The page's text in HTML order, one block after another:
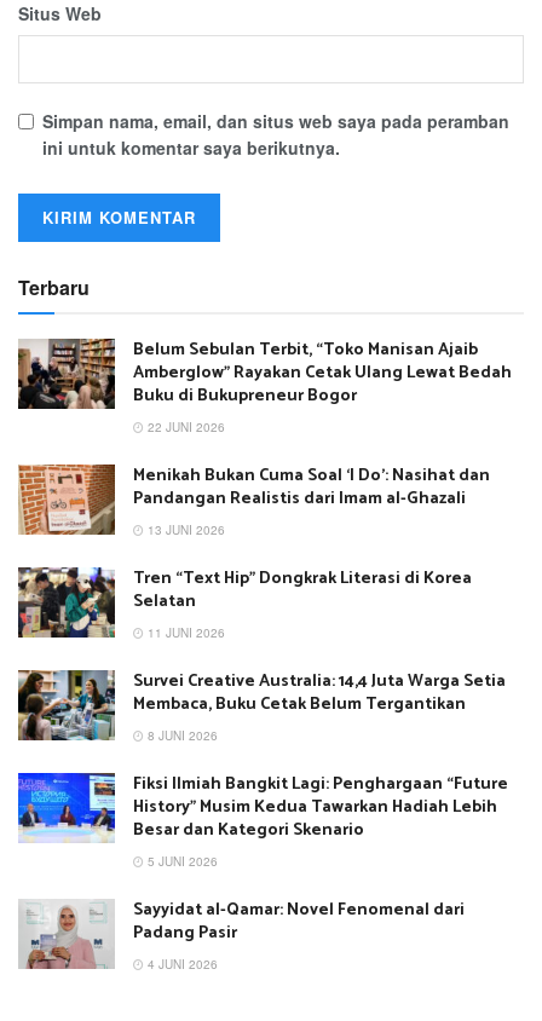
Situs Web
Simpan nama, email, dan situs web saya pada peramban
ini untuk komentar saya berikutnya.
Terbaru
Belum Sebulan Terbit, “Toko Manisan Ajaib
Amberglow” Rayakan Cetak Ulang Lewat Bedah
Buku di Bukupreneur Bogor
22 JUNI 2026
Menikah Bukan Cuma Soal ‘I Do’: Nasihat dan
Pandangan Realistis dari Imam al-Ghazali
13 JUNI 2026
Tren “Text Hip” Dongkrak Literasi di Korea
Selatan
11 JUNI 2026
Survei Creative Australia: 14,4 Juta Warga Setia
Membaca, Buku Cetak Belum Tergantikan
8 JUNI 2026
Fiksi Ilmiah Bangkit Lagi: Penghargaan “Future
History” Musim Kedua Tawarkan Hadiah Lebih
Besar dan Kategori Skenario
5 JUNI 2026
Sayyidat al-Qamar: Novel Fenomenal dari
Padang Pasir
4 JUNI 2026